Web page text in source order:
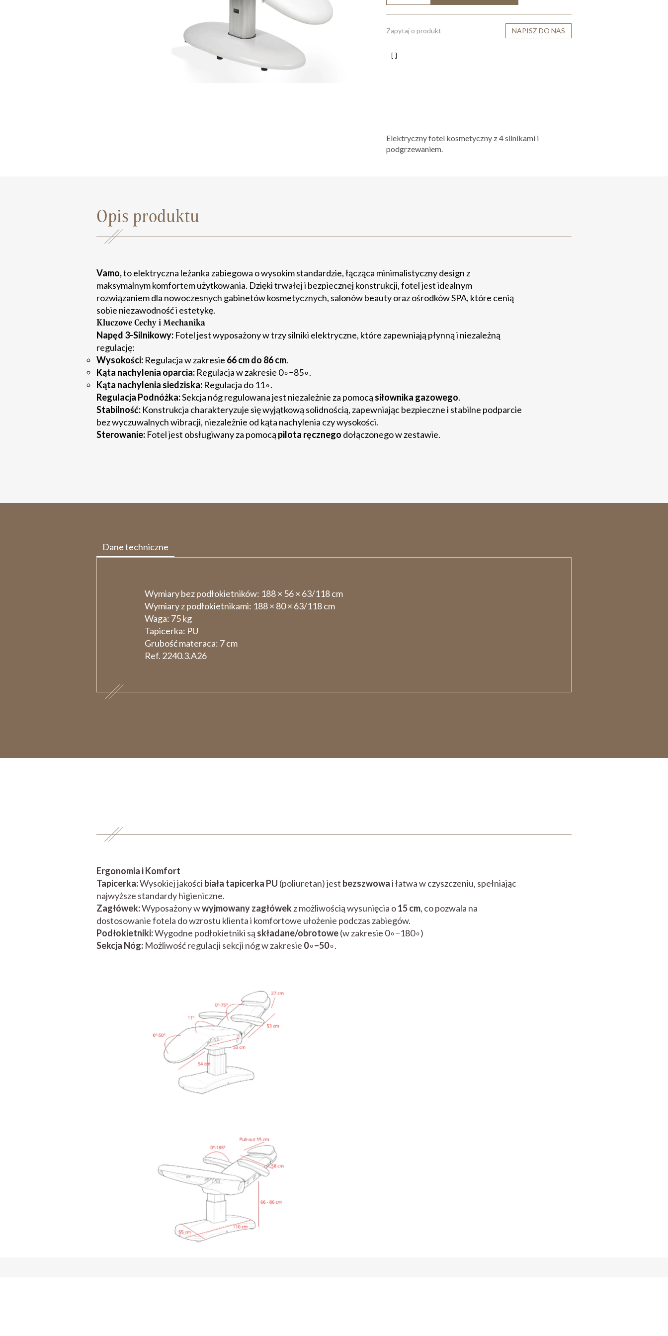
Zapytaj o produkt NAPISZ DO NAS
Elektryczny fotel kosmetyczny z 4 silnikami i
podgrzewaniem.
Opis produktu
Vamo,to elektryczna leżanka zabiegowa o wysokim standardzie, łącząca minimalistyczny design z
maksymalnym komfortem użytkowania. Dzięki trwałej i bezpiecznej konstrukcji, fotel jest idealnym
rozwiązaniem dla nowoczesnych gabinetów kosmetycznych, salonów beauty oraz ośrodków SPA, które cenią
sobie niezawodność i estetykę.
Kluczowe Cechy i Mechanika
Napęd 3-Silnikowy: Fotel jest wyposażony w trzy silniki elektryczne, które zapewniają płynną i niezależną
regulację:
Wysokości: Regulacja w zakresie 66 cm do 86 cm.
Kąta nachylenia oparcia: Regulacja w zakresie 0∘−85∘.
Kąta nachylenia siedziska: Regulacja do 11∘.
Regulacja Podnóżka:Sekcja nóg regulowana jest niezależnie za pomocą siłownika gazowego.
Stabilność: Konstrukcja charakteryzuje się wyjątkową solidnością, zapewniając bezpieczne i stabilne podparcie
bez wyczuwalnych wibracji, niezależnie od kąta nachylenia czy wysokości.
Sterowanie: Fotel jest obsługiwany za pomocą pilota ręcznego dołączonego w zestawie.
Dane techniczne
Wymiary bez podłokietników: 188 × 56 × 63/118 cm
Wymiary z podłokietnikami: 188 × 80 × 63/118 cm
Waga: 75 kg
Tapicerka: PU
Grubość materaca: 7 cm
Ref. 2240.3.A26
Ergonomia i Komfort
Tapicerka:Wysokiej jakości biała tapicerka PU (poliuretan) jest bezszwowai łatwa w czyszczeniu, spełniając
najwyższe standardy higieniczne.
Zagłówek:Wyposażony wwyjmowany zagłówekz możliwością wysunięcia o15 cm, co pozwala na
dostosowanie fotela do wzrostu klienta i komfortowe ułożenie podczas zabiegów.
Podłokietniki:Wygodne podłokietniki są składane/obrotowe(w zakresie 0∘−180∘)
Sekcja Nóg: Możliwość regulacji sekcji nóg w zakresie 0∘−50∘.